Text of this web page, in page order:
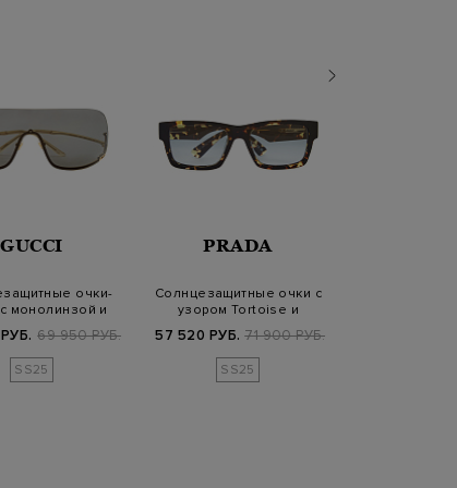
GUCCI
очки-
монолинзой и
из ме…
69 950 РУБ.
SS25
PRADA
Солнцезащитные очки с
узором Tortoise и
градиентными л…
57 520 РУБ. 71 900 РУБ.
SS25